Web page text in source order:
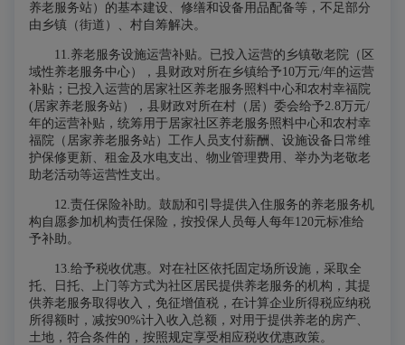
养老服务站）的基本建设、修缮和设备用品配备等，不足部分
由乡镇（街道）、村自筹解决。
11.养老服务设施运营补贴。 已投入运营的乡镇敬老院（区
域性养老服务中心），县财政对所在乡镇给予10万元/年的运营
补贴；已投入运营的居家社区养老服务照料中心和农村幸福院
(居家养老服务站），县财政对所在村（居）委会给予2.8万元/
年的运营补贴，统筹用于居家社区养老服务照料中心和农村幸
福院（居家养老服务站）工作人员支付薪酬、设施设备日常维
护保修更新、租金及水电支出、物业管理费用、举办为老敬老
助老活动等运营性支出。
12.责任保险补助。 鼓励和引导提供入住服务的养老服务机
构自愿参加机构责任保险，按投保人员每人每年120元标准给
予补助。
13.给予税收优惠。 对在社区依托固定场所设施，采取全
托、日托、上门等方式为社区居民提供养老服务的机构，其提
供养老服务取得收入，免征增值税，在计算企业所得税应纳税
所得额时，减按90%计入收入总额，对用于提供养老的房产、
土地，符合条件的，按照规定享受相应税收优惠政策。